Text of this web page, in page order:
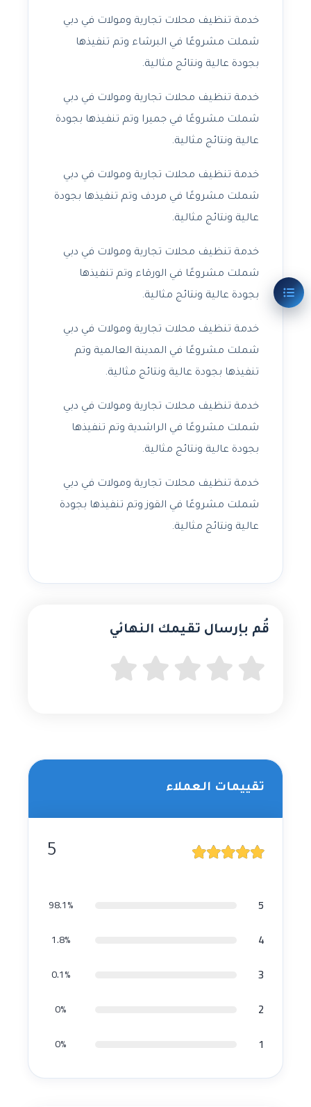
خدمة تنظيف محلات تجارية ومولات في دبي
شملت مشروعًا في البرشاء وتم تنفيذها
بجودة عالية ونتائج مثالية.
خدمة تنظيف محلات تجارية ومولات في دبي
شملت مشروعًا في جميرا وتم تنفيذها بجودة
عالية ونتائج مثالية.
خدمة تنظيف محلات تجارية ومولات في دبي
شملت مشروعًا في مردف وتم تنفيذها بجودة
عالية ونتائج مثالية.
خدمة تنظيف محلات تجارية ومولات في دبي
شملت مشروعًا في الورقاء وتم تنفيذها
بجودة عالية ونتائج مثالية.
خدمة تنظيف محلات تجارية ومولات في دبي
شملت مشروعًا في المدينة العالمية وتم
تنفيذها بجودة عالية ونتائج مثالية.
خدمة تنظيف محلات تجارية ومولات في دبي
شملت مشروعًا في الراشدية وتم تنفيذها
بجودة عالية ونتائج مثالية.
خدمة تنظيف محلات تجارية ومولات في دبي
شملت مشروعًا في القوز وتم تنفيذها بجودة
عالية ونتائج مثالية.
قُم بإرسال تقيمك النهائي
تقييمات العملاء
5
5
98.1%
4
1.8%
3
0.1%
2
0%
1
0%